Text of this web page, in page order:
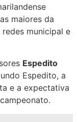
maiores da
municipal e
Espedito
Espedito, a
e a expectativa